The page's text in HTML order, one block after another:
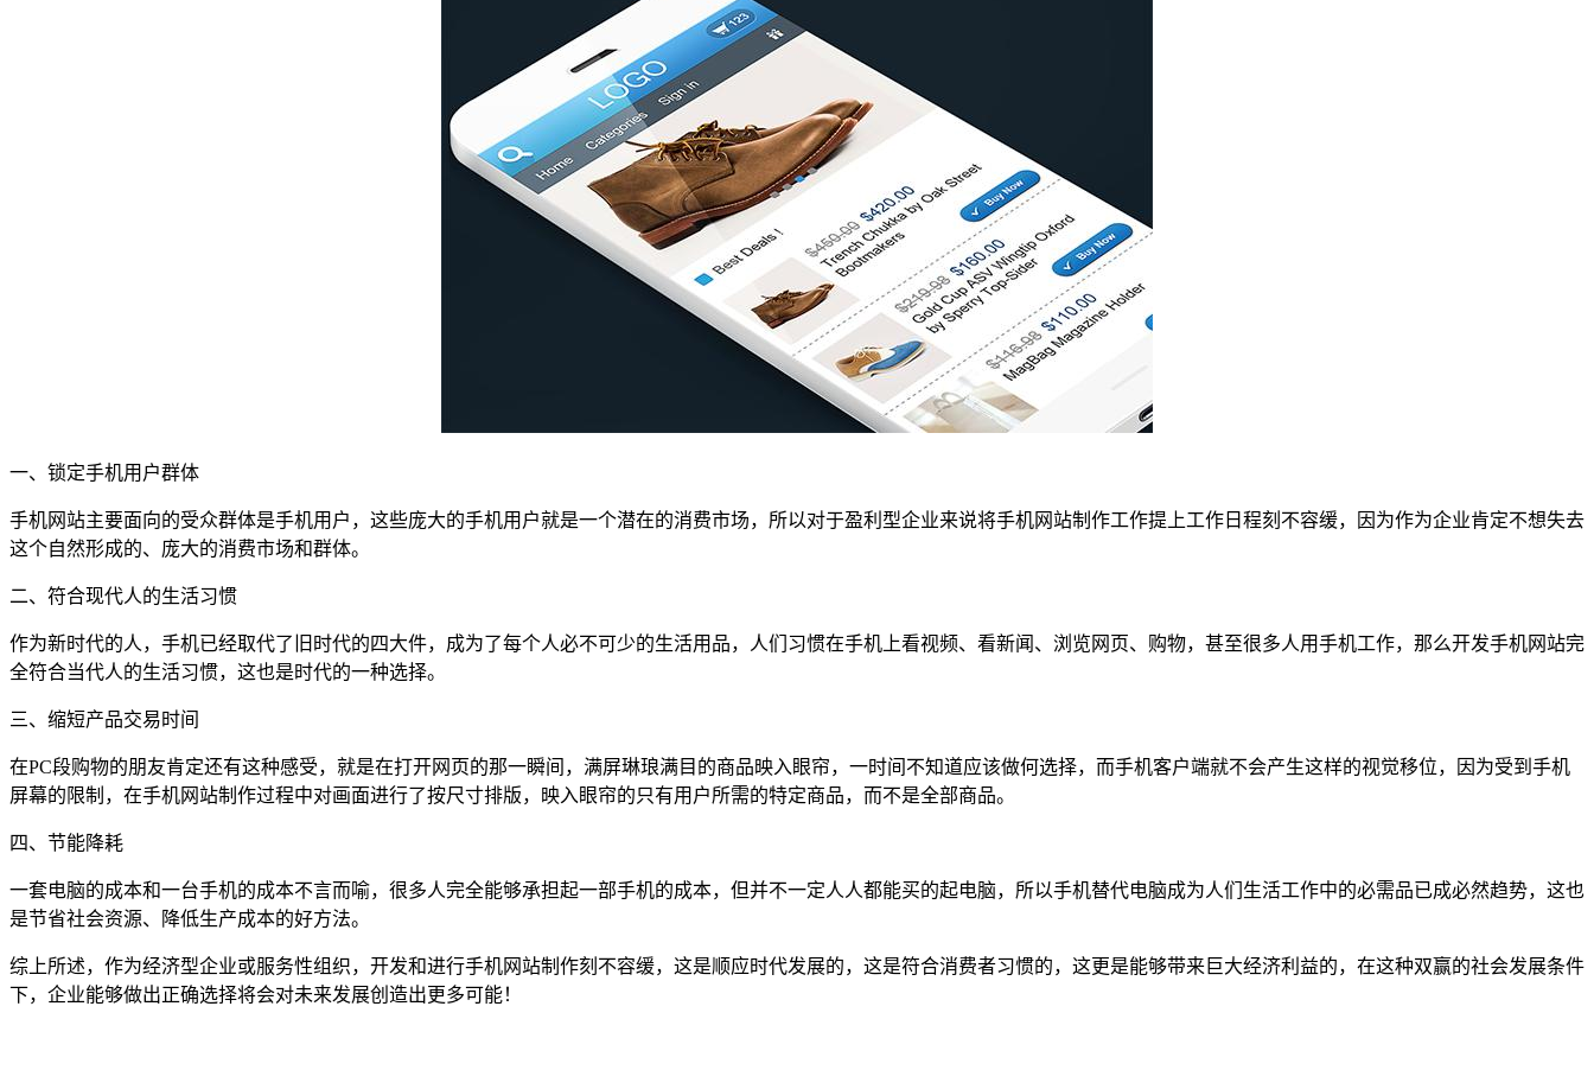
一、锁定手机用户群体
手机网站主要面向的受众群体是手机用户，这些庞大的手机用户就是一个潜在的消费市场，所以对于盈利型企业来说将手机网站制作工作提上工作日程刻不容缓，因为作为企业肯定不想失去
这个自然形成的、庞大的消费市场和群体。
二、符合现代人的生活习惯
作为新时代的人，手机已经取代了旧时代的四大件，成为了每个人必不可少的生活用品，人们习惯在手机上看视频、看新闻、浏览网页、购物，甚至很多人用手机工作，那么开发手机网站完
全符合当代人的生活习惯，这也是时代的一种选择。
三、缩短产品交易时间
在PC段购物的朋友肯定还有这种感受，就是在打开网页的那一瞬间，满屏琳琅满目的商品映入眼帘，一时间不知道应该做何选择，而手机客户端就不会产生这样的视觉移位，因为受到手机
屏幕的限制，在手机网站制作过程中对画面进行了按尺寸排版，映入眼帘的只有用户所需的特定商品，而不是全部商品。
四、节能降耗
一套电脑的成本和一台手机的成本不言而喻，很多人完全能够承担起一部手机的成本，但并不一定人人都能买的起电脑，所以手机替代电脑成为人们生活工作中的必需品已成必然趋势，这也
是节省社会资源、降低生产成本的好方法。
综上所述，作为经济型企业或服务性组织，开发和进行手机网站制作刻不容缓，这是顺应时代发展的，这是符合消费者习惯的，这更是能够带来巨大经济利益的，在这种双赢的社会发展条件
下，企业能够做出正确选择将会对未来发展创造出更多可能！